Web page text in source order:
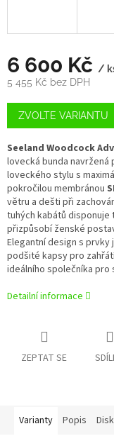
6 600 Kč /
5 455 Kč bez DPH
Měrná
cena:
ZVOLTE VARIANTU
Seeland Woodcock
lovecká bunda
loveckého stylu s
pokročilou membránou
větru a dešti při
tuhých kabátů
přizpůsobí ženské
Elegantní design s
podšité kapsy pro
ideálního společníka
Detailní informace
ZEPTAT SE
Varianty Popis